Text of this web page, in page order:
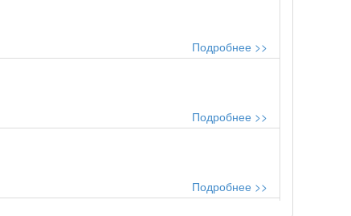
Подробнее >>
Подробнее >>
Подробнее >>